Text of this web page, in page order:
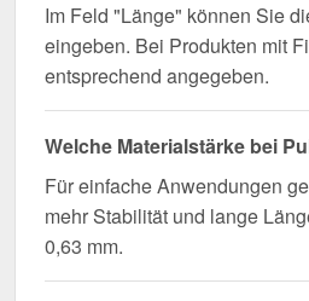
Im Feld "Länge" können Sie
eingeben. Bei Produkten mit
entsprechend angegeben.
Welche Materialstärke bei
Für einfache Anwendungen
mehr Stabilität und lange
0,63 mm.